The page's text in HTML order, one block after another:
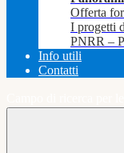
Offerta
I progetti
PNRR –
Info utili
Contatti